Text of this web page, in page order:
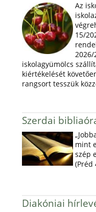
Az
15/
2026/
iskolagyümölcs
kiértékelését
rangsort tesszük
Szerdai
mint
szép
(Préd
Diakóniai